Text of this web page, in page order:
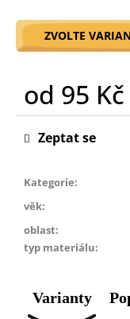
ZVOLTE
od 95 Kč
Měrná
cena:
Kategorie:
věk:
oblast:
typ materiálu:
Zeptat se
Varianty
č
u
m
e